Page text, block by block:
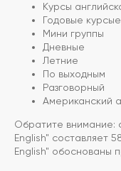
Курсы
Годовые
Мини группы
Дневные
Летние
По выходным
Разговорный
Американский
Обратите внимание:
English" составляет
English" обоснованы